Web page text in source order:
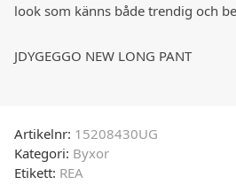
look som känns både trendig och
JDYGEGGO NEW LONG PANT
Artikelnr: 15208430UG
Kategori: Byxor
Etikett: REA